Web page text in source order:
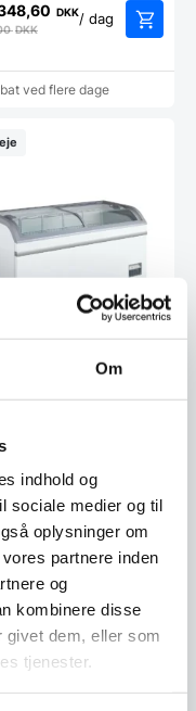
Om
indhold og
sociale medier og til
oplysninger om
partnere inden
og
kombinere disse
givet dem, eller som
tjenester.
DKK
DKK
/ dag
ved flere dage
(kan også
ved flere dage